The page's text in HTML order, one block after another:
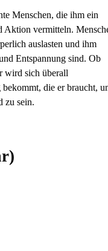
Menschen, die ihm ein
Aktion vermitteln.
auslasten und ihm
Entspannung sind. Ob
wird sich überall
die er braucht,
zu sein.